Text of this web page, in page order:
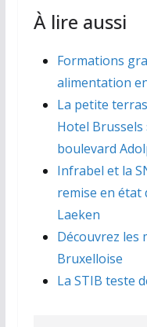
À lire aussi
Formations
alimentation
La petite
Hotel Brussels
boulevard
Infrabel et la
remise en état
Laeken
Découvrez les
Bruxelloise
La STIB teste